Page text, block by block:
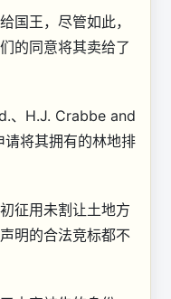
国王，尽管如此，
的同意将其卖给了
、H.J. Crabbe and
将其拥有的林地排
征用未割让土地方
明的合法竞标都不